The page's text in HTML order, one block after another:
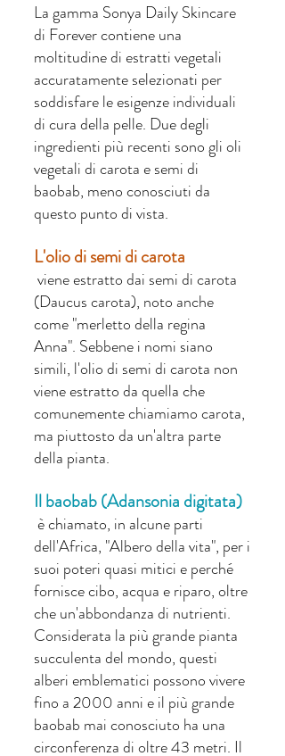
La gamma Sonya Daily Skincare
di Forever contiene una
moltitudine di estratti vegetali
accuratamente selezionati per
soddisfare le esigenze individuali
di cura della pelle. Due degli
ingredienti più recenti sono gli oli
vegetali di carota e semi di
baobab, meno conosciuti da
questo punto di vista.
L'olio di semi di carota
(Daucus carota), noto anche
come "merletto della regina
Anna". Sebbene i nomi siano
simili, l'olio di semi di carota non
viene estratto da quella che
comunemente chiamiamo carota,
ma piuttosto da un'altra parte
della pianta.
Il baobab (Adansonia digitata)
dell'Africa, "Albero della vita", per i
suoi poteri quasi mitici e perché
fornisce cibo, acqua e riparo, oltre
che un'abbondanza di nutrienti.
Considerata la più grande pianta
succulenta del mondo, questi
alberi emblematici possono vivere
fino a 2000 anni e il più grande
baobab mai conosciuto ha una
circonferenza di oltre 43 metri. Il